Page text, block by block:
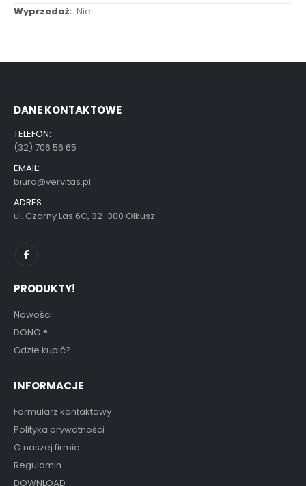
Więcej
Nie
DANE KONTAKTOWE
TELEFON:
(32) 706 56 65
EMAIL:
biuro@vervitas.pl
ADRES:
ul. Czarny Las 6C, 32-300 Olkusz
PRODUKTY!
Nowości
DONO ®
Gdzie kupić?
INFORMACJE
Formularz kontaktowy
Polityka prywatności
O naszej firmie
Regulamin
DOWNLOAD